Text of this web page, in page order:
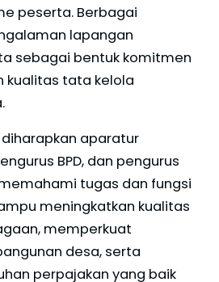
peserta. Berbagai
lapangan
sebagai bentuk komitmen
kualitas tata kelola
aparatur
BPD, dan pengurus
tugas dan fungsi
meningkatkan kualitas
memperkuat
desa, serta
perpajakan yang baik